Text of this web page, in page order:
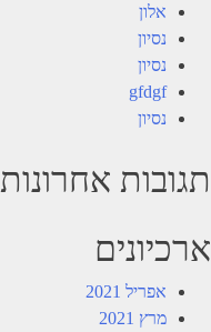
אלון
נסיון
נסיון
gfdgf
נסיון
תגובות אחרונות
ארכיונים
אפריל 2021
מרץ 2021